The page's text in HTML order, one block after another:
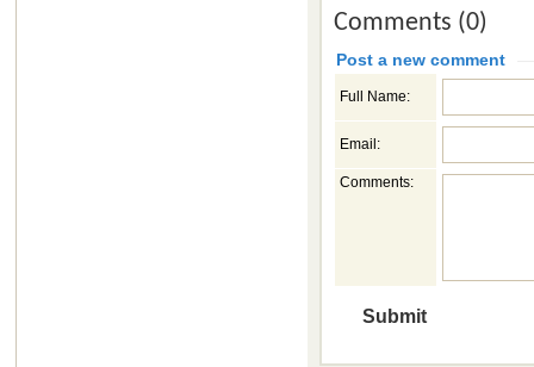
Comments (0)
Post a new comment
Full Name:
Email:
Comments: